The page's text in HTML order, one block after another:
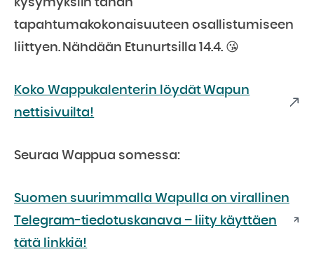
kysymyksiin tähän
tapahtumakokonaisuuteen osallistumiseen
liittyen. Nähdään Etunurtsilla 14.4. 😘
Koko Wappukalenterin löydät Wapun
nettisivuilta!
Seuraa Wappua somessa:
Suomen suurimmalla Wapulla on virallinen
Telegram-tiedotuskanava – liity käyttäen
tätä linkkiä!